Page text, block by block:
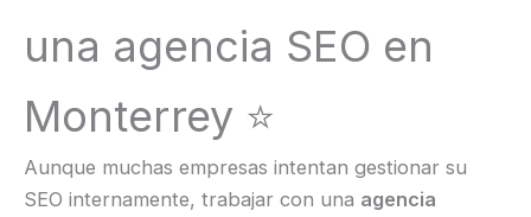
una agencia SEO en
Monterrey ⭐
Aunque muchas empresas intentan gestionar su
SEO internamente, trabajar con una agencia